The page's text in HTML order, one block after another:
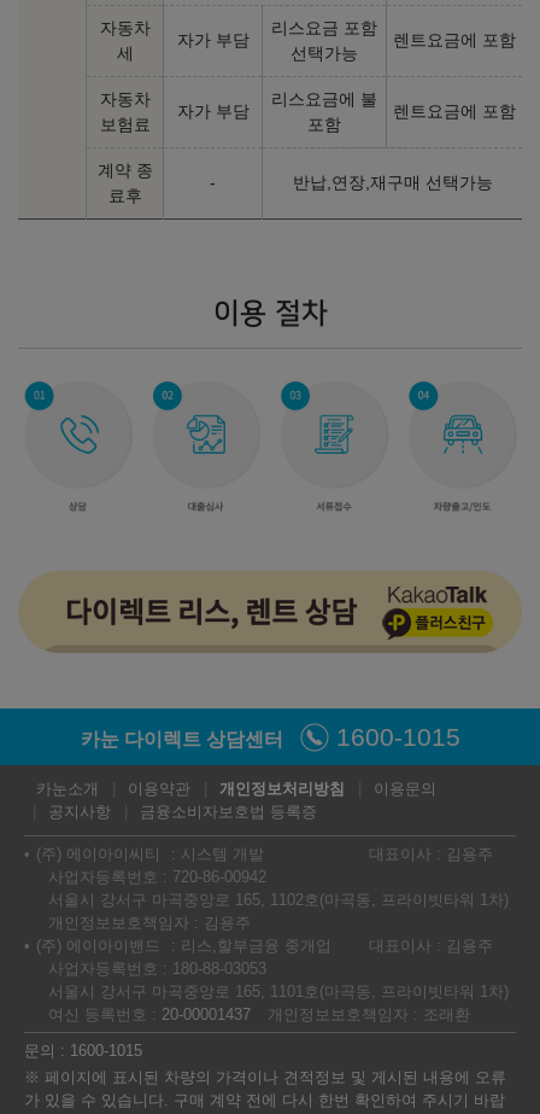
자동차
세
자가 부담
리스요금 포함
선택가능
렌트요금에 포함
자동차
보험료
자가 부담
리스요금에 불
포함
렌트요금에 포함
계약 종
료후
- 반납,연장,재구매 선택가능
이용 절차
카눈 다이렉트 상담센터 1600-1015
카눈소개 이용약관 개인정보처리방침
이용문의
공지사항
금융소비자보호법 등록증
(주) 에이아이씨티 시스템 개발
대표이사 : 김용주
사업자등록번호 : 720-86-00942
서울시 강서구 마곡중앙로 165, 1102호(마곡동, 프라이빗타워 1차)
개인정보보호책임자 : 김용주
(주) 에이아이밴드
리스,할부금융 중개업
대표이사 : 김용주
사업자등록번호 : 180-88-03053
서울시 강서구 마곡중앙로 165, 1101호(마곡동, 프라이빗타워 1차)
여신 등록번호 : 20-00001437
개인정보보호책임자 : 조래환
문의 : 1600-1015
※ 페이지에 표시된 차량의 가격이나 견적정보 및 게시된 내용에 오류
가 있을 수 있습니다. 구매 계약 전에 다시 한번 확인하여 주시기 바랍